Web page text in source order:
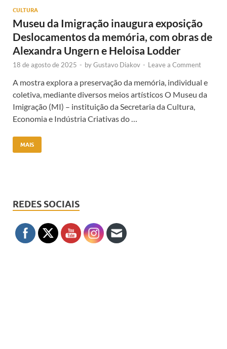
CULTURA
Museu da Imigração inaugura exposição
Deslocamentos da memória, com obras de
Alexandra Ungern e Heloisa Lodder
18 de agosto de 2025 - byGustavo Diakov - Leave a Comment
A mostra explora a preservação da memória, individual e
coletiva, mediante diversos meios artísticos O Museu da
Imigração (MI) – instituição da Secretaria da Cultura,
Economia e Indústria Criativas do …
MAIS
REDES SOCIAIS